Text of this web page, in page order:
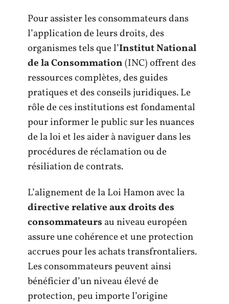
Pour assister les consommateurs dans
l’application de leurs droits, des
organismes tels que l’Institut National
de la Consommation(INC) offrent des
ressources complètes, des guides
pratiques et des conseils juridiques. Le
rôle de ces institutions est fondamental
pour informer le public sur les nuances
de la loi et les aider à naviguer dans les
procédures de réclamation ou de
résiliation de contrats.
L’alignement de la Loi Hamon avec la
directive relative aux droits des
consommateurs au niveau européen
assure une cohérence et une protection
accrues pour les achats transfrontaliers.
Les consommateurs peuvent ainsi
bénéficier d’un niveau élevé de
protection, peu importe l’origine